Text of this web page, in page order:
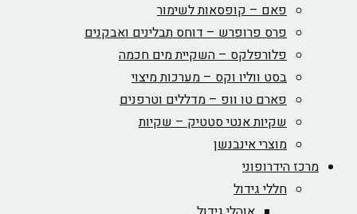
פאם – קופסאות לשימור
פרס פרופרש – דוחס תבלינים ואבקנים
פלורפלקס – השקיית מים חכמה
בסט ווליו וקס – מערכות מיצוי
פארם טו וופ – מדללים וטרפנים
שקיות אנטי סטטיק – שקיות
מוצרי אינבנשן
מרכז הידרופוני
חללי גידול